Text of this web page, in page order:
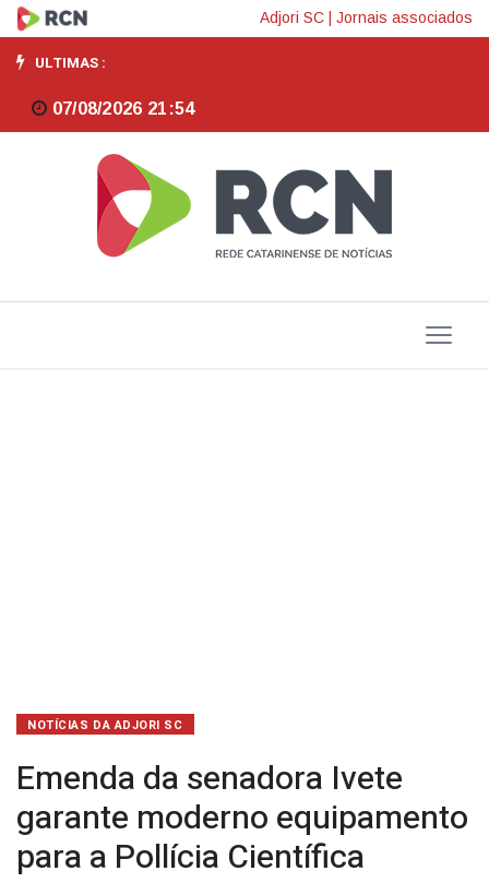
Emenda
da
senadora
garante
moderno
equipamento
Adjori SC Jornais associados
ULTIMAS :
07/08/2026 21:54
NOTÍCIAS DA ADJORI SC
Emenda da senadora Ivete
garante moderno equipamento
para a Pollícia Científica